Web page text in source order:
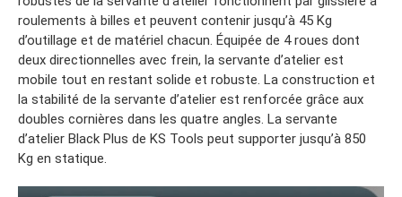
roulements à billes et peuvent contenir jusqu’à 45 Kg
d’outillage et de matériel chacun. Équipée de 4 roues dont
deux directionnelles avec frein, la servante d’atelier est
mobile tout en restant solide et robuste. La construction et
la stabilité de la servante d’atelier est renforcée grâce aux
doubles cornières dans les quatre angles. La servante
d’atelier Black Plus de KS Tools peut supporter jusqu’à 850
Kg en statique.